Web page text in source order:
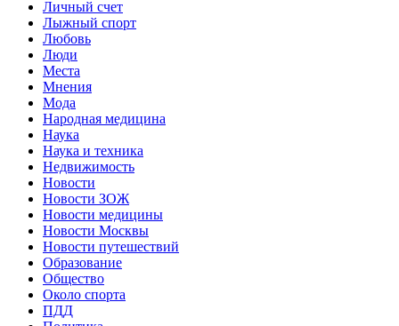
Личный счет
Лыжный спорт
Любовь
Люди
Места
Мнения
Мода
Народная медицина
Наука
Наука и техника
Недвижимость
Новости
Новости ЗОЖ
Новости медицины
Новости Москвы
Новости путешествий
Образование
Общество
Около спорта
ПДД